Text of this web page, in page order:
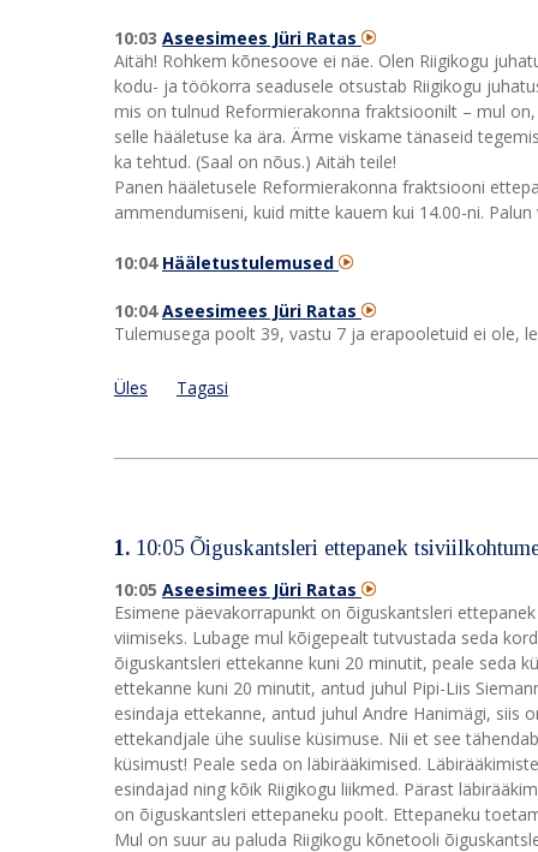
10:03 Aseesimees Jüri Ratas
Aitäh! Rohkem kõnesoove ei näe. Olen Riigikogu
kodu- ja töökorra seadusele otsustab Riigikogu
mis on tulnud Reformierakonna fraktsioonilt – mul
selle hääletuse ka ära. Ärme viskame tänaseid
ka tehtud. (Saal on nõus.) Aitäh teile!
Panen hääletusele Reformierakonna fraktsiooni
ammendumiseni, kuid mitte kauem kui 14.00-ni.
10:04 Hääletustulemused
10:04Aseesimees Jüri Ratas
Tulemusega poolt 39, vastu 7 ja erapooletuid ei ole,
Üles Tagasi
1. 10:05 Õiguskantsleri ettepanek
10:05 Aseesimees Jüri Ratas
Esimene päevakorrapunkt on õiguskantsleri
viimiseks. Lubage mul kõigepealt tutvustada seda
õiguskantsleri ettekanne kuni 20 minutit, peale seda
ettekanne kuni 20 minutit, antud juhul Pipi-Liis
esindaja ettekanne, antud juhul Andre Hanimägi, siis
ettekandjale ühe suulise küsimuse. Nii et see
küsimust! Peale seda on läbirääkimised.
esindajad ning kõik Riigikogu liikmed. Pärast
on õiguskantsleri ettepaneku poolt. Ettepaneku
Mul on suur au paluda Riigikogu kõnetooli